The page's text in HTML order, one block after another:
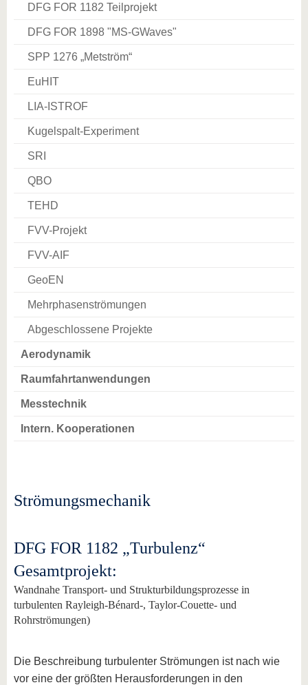
DFG FOR 1182 Teilprojekt
DFG FOR 1898 "MS­-GWaves"
SPP 1276 „Metström“
EuHIT
LIA-ISTROF
Kugelspalt-Experiment
SRI
QBO
TEHD
FVV-Projekt
FVV-AIF
GeoEN
Mehrphasenströmungen
Abgeschlossene Projekte
Aerodynamik
Raumfahrtanwendungen
Messtechnik
Intern. Kooperationen
Strömungsmechanik
DFG FOR 1182 „Turbulenz“
Gesamtprojekt:
Wandnahe Transport- und Strukturbildungsprozesse in
turbulenten Rayleigh-Bénard-, Taylor-Couette- und
Rohrströmungen)
Die Beschreibung turbulenter Strömungen ist nach wie
vor eine der größten Herausforderungen in den